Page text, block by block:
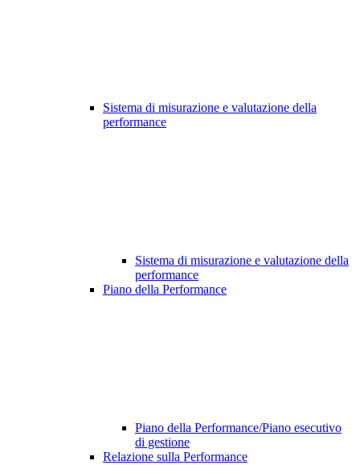
Sistema di misurazione e valutazione della
performance
Sistema di misurazione e valutazione della
performance
Piano della Performance
Piano della Performance/Piano esecutivo
di gestione
Relazione sulla Performance